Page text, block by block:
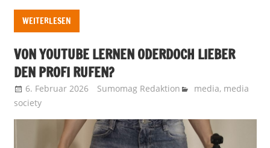
WEITERLESEN
VON YOUTUBE LERNEN ODERDOCH LIEBER
DEN PROFI RUFEN?
6. Februar 2026 Sumomag Redaktion media, media
society